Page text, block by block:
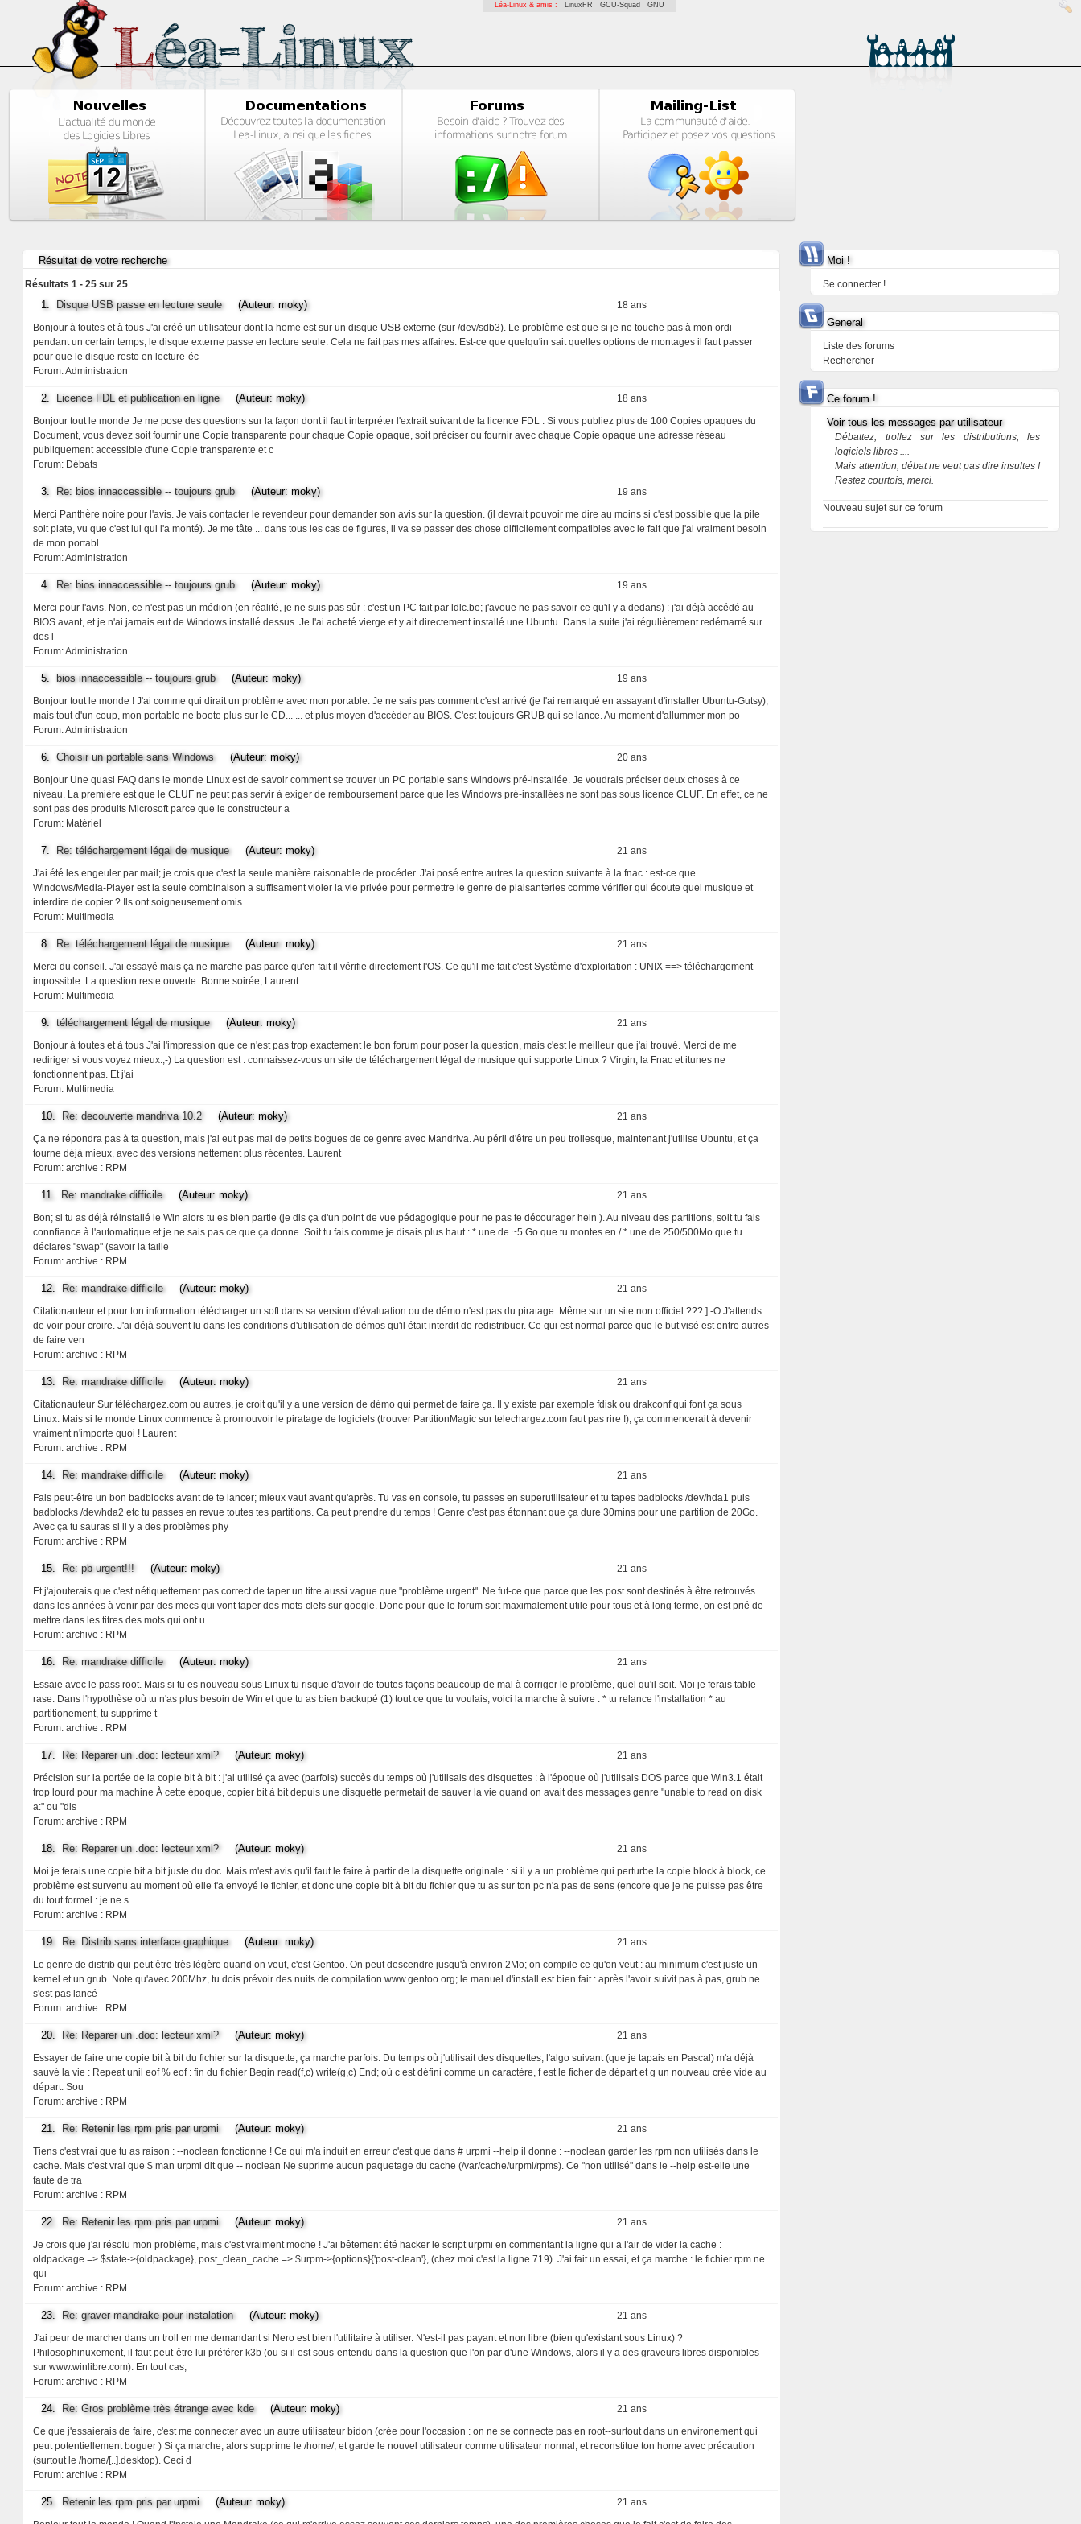
Léa-Linux & amis : LinuxFR GCU-Squad GNU
Résultat de votre recherche
Résultats 1 - 25 sur 25
18 ans
1. Disque USB passe en lecture seule(Auteur: moky)
Bonjour à toutes et à tous J'ai créé un utilisateur dont la home est sur un disque USB externe (sur /dev/sdb3). Le problème est que si je ne touche pas à mon ordi
pendant un certain temps, le disque externe passe en lecture seule. Cela ne fait pas mes affaires. Est-ce que quelqu'in sait quelles options de montages il faut passer
pour que le disque reste en lecture-éc
Forum:Administration
18 ans
2. Licence FDL et publication en ligne(Auteur: moky)
Bonjour tout le monde Je me pose des questions sur la façon dont il faut interpréter l'extrait suivant de la licence FDL : Si vous publiez plus de 100 Copies opaques du
Document, vous devez soit fournir une Copie transparente pour chaque Copie opaque, soit préciser ou fournir avec chaque Copie opaque une adresse réseau
publiquement accessible d'une Copie transparente et c
Forum: Débats
19 ans
3. Re: bios innaccessible -- toujours grub(Auteur: moky)
Merci Panthère noire pour l'avis. Je vais contacter le revendeur pour demander son avis sur la question. (il devrait pouvoir me dire au moins si c'est possible que la pile
soit plate, vu que c'est lui qui l'a monté). Je me tâte ... dans tous les cas de figures, il va se passer des chose difficilement compatibles avec le fait que j'ai vraiment besoin
de mon portabl
Forum:Administration
19 ans
4. Re: bios innaccessible -- toujours grub(Auteur: moky)
Merci pour l'avis. Non, ce n'est pas un médion (en réalité, je ne suis pas sûr : c'est un PC fait par ldlc.be; j'avoue ne pas savoir ce qu'il y a dedans) : j'ai déjà accédé au
BIOS avant, et je n'ai jamais eut de Windows installé dessus. Je l'ai acheté vierge et y ait directement installé une Ubuntu. Dans la suite j'ai régulièrement redémarré sur
des l
Forum:Administration
19 ans
5. bios innaccessible -- toujours grub(Auteur: moky)
Bonjour tout le monde ! J'ai comme qui dirait un problème avec mon portable. Je ne sais pas comment c'est arrivé (je l'ai remarqué en assayant d'installer Ubuntu-Gutsy),
mais tout d'un coup, mon portable ne boote plus sur le CD... ... et plus moyen d'accéder au BIOS. C'est toujours GRUB qui se lance. Au moment d'allummer mon po
Forum:Administration
20 ans
6. Choisir un portable sans Windows(Auteur: moky)
Bonjour Une quasi FAQ dans le monde Linux est de savoir comment se trouver un PC portable sans Windows pré-installée. Je voudrais préciser deux choses à ce
niveau. La première est que le CLUF ne peut pas servir à exiger de remboursement parce que les Windows pré-installées ne sont pas sous licence CLUF. En effet, ce ne
sont pas des produits Microsoft parce que le constructeur a
Forum: Matériel
21 ans
7. Re: téléchargement légal de musique(Auteur: moky)
J'ai été les engeuler par mail; je crois que c'est la seule manière raisonable de procéder. J'ai posé entre autres la question suivante à la fnac : est-ce que
Windows/Media-Player est la seule combinaison a suffisament violer la vie privée pour permettre le genre de plaisanteries comme vérifier qui écoute quel musique et
interdire de copier ? Ils ont soigneusement omis
Forum: Multimedia
21 ans
8. Re: téléchargement légal de musique(Auteur: moky)
Merci du conseil. J'ai essayé mais ça ne marche pas parce qu'en fait il vérifie directement l'OS. Ce qu'il me fait c'est Système d'exploitation : UNIX ==> téléchargement
impossible. La question reste ouverte. Bonne soirée, Laurent
Forum: Multimedia
21 ans
9. téléchargement légal de musique(Auteur: moky)
Bonjour à toutes et à tous J'ai l'impression que ce n'est pas trop exactement le bon forum pour poser la question, mais c'est le meilleur que j'ai trouvé. Merci de me
rediriger si vous voyez mieux.;-) La question est : connaissez-vous un site de téléchargement légal de musique qui supporte Linux ? Virgin, la Fnac et itunes ne
fonctionnent pas. Et j'ai
Forum: Multimedia
21 ans
10. Re: decouverte mandriva 10.2(Auteur: moky)
Ça ne répondra pas à ta question, mais j'ai eut pas mal de petits bogues de ce genre avec Mandriva. Au péril d'être un peu trollesque, maintenant j'utilise Ubuntu, et ça
tourne déjà mieux, avec des versions nettement plus récentes. Laurent
Forum: archive : RPM
21 ans
11. Re: mandrake difficile(Auteur: moky)
Bon; si tu as déjà réinstallé le Win alors tu es bien partie (je dis ça d'un point de vue pédagogique pour ne pas te décourager hein ). Au niveau des partitions, soit tu fais
connfiance à l'automatique et je ne sais pas ce que ça donne. Soit tu fais comme je disais plus haut : * une de ~5 Go que tu montes en / * une de 250/500Mo que tu
déclares "swap" (savoir la taille
Forum: archive : RPM
21 ans
12. Re: mandrake difficile(Auteur: moky)
Citationauteur et pour ton information télécharger un soft dans sa version d'évaluation ou de démo n'est pas du piratage. Même sur un site non officiel ??? ]:-O J'attends
de voir pour croire. J'ai déjà souvent lu dans les conditions d'utilisation de démos qu'il était interdit de redistribuer. Ce qui est normal parce que le but visé est entre autres
de faire ven
Forum: archive : RPM
21 ans
13. Re: mandrake difficile(Auteur: moky)
Citationauteur Sur téléchargez.com ou autres, je croit qu'il y a une version de démo qui permet de faire ça. Il y existe par exemple fdisk ou drakconf qui font ça sous
Linux. Mais si le monde Linux commence à promouvoir le piratage de logiciels (trouver PartitionMagic sur telechargez.com faut pas rire !), ça commencerait à devenir
vraiment n'importe quoi ! Laurent
Forum: archive : RPM
21 ans
14. Re: mandrake difficile(Auteur: moky)
Fais peut-être un bon badblocks avant de te lancer; mieux vaut avant qu'après. Tu vas en console, tu passes en superutilisateur et tu tapes badblocks /dev/hda1 puis
badblocks /dev/hda2 etc tu passes en revue toutes tes partitions. Ca peut prendre du temps ! Genre c'est pas étonnant que ça dure 30mins pour une partition de 20Go.
Avec ça tu sauras si il y a des problèmes phy
Forum: archive : RPM
21 ans
15. Re: pb urgent!!! (Auteur: moky)
Et j'ajouterais que c'est nétiquettement pas correct de taper un titre aussi vague que "problème urgent". Ne fut-ce que parce que les post sont destinés à être retrouvés
dans les années à venir par des mecs qui vont taper des mots-clefs sur google. Donc pour que le forum soit maximalement utile pour tous et à long terme, on est prié de
mettre dans les titres des mots qui ont u
Forum: archive : RPM
21 ans
16. Re: mandrake difficile(Auteur: moky)
Essaie avec le pass root. Mais si tu es nouveau sous Linux tu risque d'avoir de toutes façons beaucoup de mal à corriger le problème, quel qu'il soit. Moi je ferais table
rase. Dans l'hypothèse où tu n'as plus besoin de Win et que tu as bien backupé (1) tout ce que tu voulais, voici la marche à suivre : * tu relance l'installation * au
partitionement, tu supprime t
Forum: archive : RPM
21 ans
17. Re: Reparer un .doc: lecteur xml?(Auteur: moky)
Précision sur la portée de la copie bit à bit : j'ai utilisé ça avec (parfois) succès du temps où j'utilisais des disquettes : à l'époque où j'utilisais DOS parce que Win3.1 était
trop lourd pour ma machine À cette époque, copier bit à bit depuis une disquette permetait de sauver la vie quand on avait des messages genre "unable to read on disk
a:" ou "dis
Forum: archive : RPM
21 ans
18. Re: Reparer un .doc: lecteur xml?(Auteur: moky)
Moi je ferais une copie bit a bit juste du doc. Mais m'est avis qu'il faut le faire à partir de la disquette originale : si il y a un problème qui perturbe la copie block à block, ce
problème est survenu au moment où elle t'a envoyé le fichier, et donc une copie bit à bit du fichier que tu as sur ton pc n'a pas de sens (encore que je ne puisse pas être
du tout formel : je ne s
Forum: archive : RPM
21 ans
19. Re: Distrib sans interface graphique(Auteur: moky)
Le genre de distrib qui peut être très légère quand on veut, c'est Gentoo. On peut descendre jusqu'à environ 2Mo; on compile ce qu'on veut : au minimum c'est juste un
kernel et un grub. Note qu'avec 200Mhz, tu dois prévoir des nuits de compilation www.gentoo.org; le manuel d'install est bien fait : après l'avoir suivit pas à pas, grub ne
s'est pas lancé
Forum: archive : RPM
21 ans
20. Re: Reparer un .doc: lecteur xml?(Auteur: moky)
Essayer de faire une copie bit à bit du fichier sur la disquette, ça marche parfois. Du temps où j'utilisait des disquettes, l'algo suivant (que je tapais en Pascal) m'a déjà
sauvé la vie : Repeat unil eof % eof : fin du fichier Begin read(f,c) write(g,c) End; où c est défini comme un caractère, f est le ficher de départ et g un nouveau crée vide au
départ. Sou
Forum: archive : RPM
21 ans
21. Re: Retenir les rpm pris par urpmi(Auteur: moky)
Tiens c'est vrai que tu as raison : --noclean fonctionne ! Ce qui m'a induit en erreur c'est que dans # urpmi --help il donne : --noclean garder les rpm non utilisés dans le
cache. Mais c'est vrai que $ man urpmi dit que -- noclean Ne suprime aucun paquetage du cache (/var/cache/urpmi/rpms). Ce "non utilisé" dans le --help est-elle une
faute de tra
Forum: archive : RPM
21 ans
22. Re: Retenir les rpm pris par urpmi(Auteur: moky)
Je crois que j'ai résolu mon problème, mais c'est vraiment moche ! J'ai bêtement été hacker le script urpmi en commentant la ligne qui a l'air de vider la cache :
oldpackage => $state->{oldpackage}, post_clean_cache => $urpm->{options}{'post-clean'}, (chez moi c'est la ligne 719). J'ai fait un essai, et ça marche : le fichier rpm ne
qui
Forum: archive : RPM
21 ans
23. Re: graver mandrake pour instalation(Auteur: moky)
J'ai peur de marcher dans un troll en me demandant si Nero est bien l'utilitaire à utiliser. N'est-il pas payant et non libre (bien qu'existant sous Linux) ?
Philosophinuxement, il faut peut-être lui préférer k3b (ou si il est sous-entendu dans la question que l'on par d'une Windows, alors il y a des graveurs libres disponibles
sur www.winlibre.com). En tout cas,
Forum: archive : RPM
21 ans
24. Re: Gros problème très étrange avec kde(Auteur: moky)
Ce que j'essaierais de faire, c'est me connecter avec un autre utilisateur bidon (crée pour l'occasion : on ne se connecte pas en root--surtout dans un environement qui
peut potentiellement boguer ) Si ça marche, alors supprime le /home/, et garde le nouvel utilisateur comme utilisateur normal, et reconstitue ton home avec précaution
(surtout le /home/[..].desktop). Ceci d
Forum: archive : RPM
21 ans
25. Retenir les rpm pris par urpmi(Auteur: moky)
Moi !
Se connecter !
General
Liste des forums
Rechercher
Ce forum !
Voir tous les messages par utilisateur
Débattez, trollez sur les distributions, les
logiciels libres ....
Mais attention, débat ne veut pas dire insultes !
Restez courtois, merci.
Nouveau sujet sur ce forum